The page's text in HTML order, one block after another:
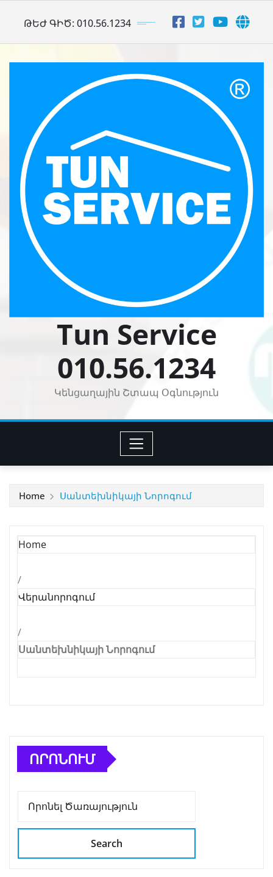
content
ԹԵԺ ԳԻԾ: 010.56.1234
Tun Service
010.56.1234
Կենցաղային Շտապ Օգնություն
Home Սանտեխնիկայի Նորոգում
Home
/
Վերանորոգում
/
Սանտեխնիկայի Նորոգում
ՈՐՈՆՈՒՄ
Search